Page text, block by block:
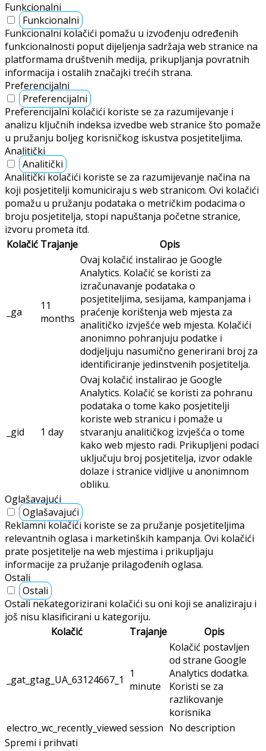
Funkcionalni
Funkcionalni
Funkcionalni kolačići pomažu u izvođenju određenih
funkcionalnosti poput dijeljenja sadržaja web stranice na
platformama društvenih medija, prikupljanja povratnih
informacija i ostalih značajki trećih strana.
Preferencijalni
Preferencijalni
Preferencijalni kolačići koriste se za razumijevanje i
analizu ključnih indeksa izvedbe web stranice što pomaže
u pružanju boljeg korisničkog iskustva posjetiteljima.
Analitički
Analitički
Analitički kolačići koriste se za razumijevanje načina na
koji posjetitelji komuniciraju s web stranicom. Ovi kolačići
pomažu u pružanju podataka o metričkim podacima o
broju posjetitelja, stopi napuštanja početne stranice,
izvoru prometa itd.
Kolačić Trajanje Opis
_ga
11
months
Ovaj kolačić instalirao je Google
Analytics. Kolačić se koristi za
izračunavanje podataka o
posjetiteljima, sesijama, kampanjama i
praćenje korištenja web mjesta za
analitičko izvješće web mjesta. Kolačići
anonimno pohranjuju podatke i
dodjeljuju nasumično generirani broj za
identificiranje jedinstvenih posjetitelja.
_gid 1 day
Ovaj kolačić instalirao je Google
Analytics. Kolačić se koristi za pohranu
podataka o tome kako posjetitelji
koriste web stranicu i pomaže u
stvaranju analitičkog izvješća o tome
kako web mjesto radi. Prikupljeni podaci
uključuju broj posjetitelja, izvor odakle
dolaze i stranice vidljive u anonimnom
obliku.
Oglašavajući
Oglašavajući
Reklamni kolačići koriste se za pružanje posjetiteljima
relevantnih oglasa i marketinških kampanja. Ovi kolačići
prate posjetitelje na web mjestima i prikupljaju
informacije za pružanje prilagođenih oglasa.
Ostali
Ostali
Ostali nekategorizirani kolačići su oni koji se analiziraju i
još nisu klasificirani u kategoriju.
Kolačić
Trajanje Opis
_gat_gtag_UA_63124667_1
1
minute
Kolačić postavljen
od strane Google
Analytics dodatka.
Koristi se za
razlikovanje
korisnika
electro_wc_recently_viewed session No description
Spremi i prihvati